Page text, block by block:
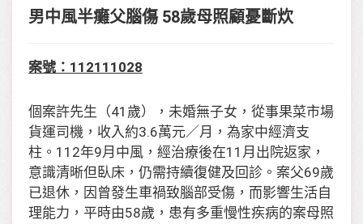
男中風半癱父腦傷 58歲母照顧憂斷炊
案號：112111028
個案許先生（41歲），未婚無子女，從事果菜市場
貨運司機，收入約3.6萬元／月，為家中經濟支
柱。112年9月中風，經治療後在11月出院返家，
意識清晰但臥床，仍需持續復健及回診。案父69歲
已退休，因曾發生車禍致腦部受傷，而影響生活自
理能力，平時由58歲，患有多重慢性疾病的案母照